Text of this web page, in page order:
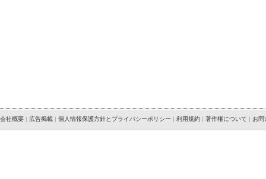
会社概要 | 広告掲載 | 個人情報保護方針とプライバシーポリシー | 利用規約 | 著作権について | お問